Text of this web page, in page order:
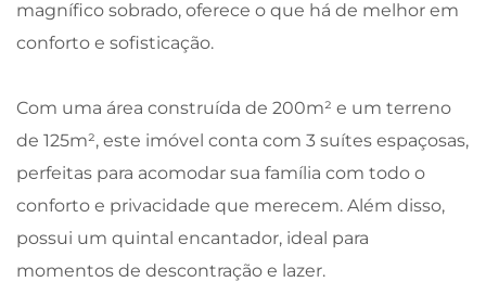
magnífico sobrado, oferece o que há de melhor em
conforto e sofisticação.
Com uma área construída de 200m² e um terreno
de 125m², este imóvel conta com 3 suítes espaçosas,
perfeitas para acomodar sua família com todo o
conforto e privacidade que merecem. Além disso,
possui um quintal encantador, ideal para
momentos de descontração e lazer.